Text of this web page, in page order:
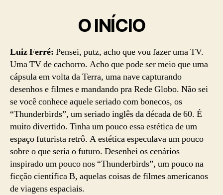
O INÍCIO
Luiz Ferré: Pensei, putz, acho que vou fazer uma TV.
Uma TV de cachorro. Acho que pode ser meio que uma
cápsula em volta da Terra, uma nave capturando
desenhos e filmes e mandando pra Rede Globo. Não sei
se você conhece aquele seriado com bonecos, os
“Thunderbirds”, um seriado inglês da década de 60. É
muito divertido. Tinha um pouco essa estética de um
espaço futurista retrô. A estética especulava um pouco
sobre o que seria o futuro. Desenhei os cenários
inspirado um pouco nos “Thunderbirds”, um pouco na
ficção científica B, aquelas coisas de filmes americanos
de viagens espaciais.